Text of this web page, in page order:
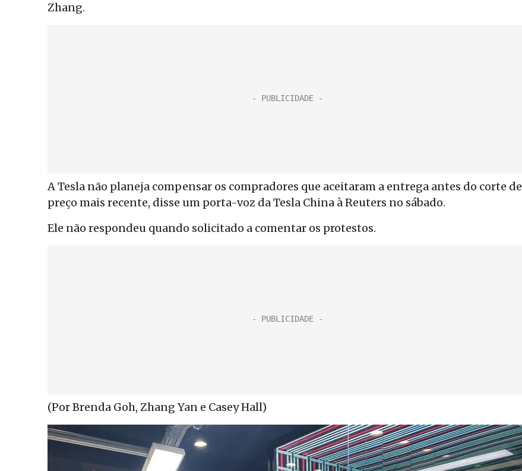
Zhang.
A Tesla não planeja compensar os compradores que aceitaram a entrega antes do corte de
preço mais recente, disse um porta-voz da Tesla China à Reuters no sábado.
Ele não respondeu quando solicitado a comentar os protestos.
(Por Brenda Goh, Zhang Yan e Casey Hall)